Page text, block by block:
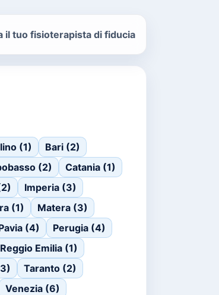
il tuo fisioterapista di fiducia
(1)
Bari (2)
(2)
Catania (1)
Imperia (3)
(1)
Matera (3)
(4)
Perugia (4)
Reggio Emilia (1)
Taranto (2)
Venezia (6)